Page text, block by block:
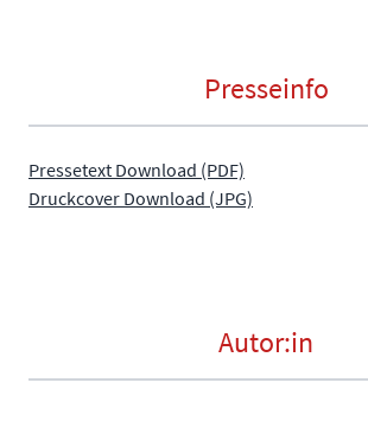
Presseinfo
Pressetext Download (PDF)
Druckcover Download (JPG)
Autor:in